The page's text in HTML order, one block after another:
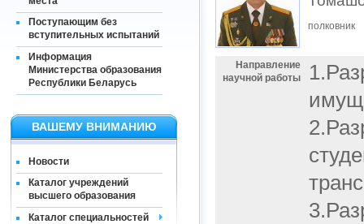
Поступающим без
вступительных испытаний
Информация
Министерства образования
Республики Беларусь
ВАШЕМУ ВНИМАНИЮ
Новости
Каталог учреждений
высшего образования
Каталог специальностей
полковник
Направление
научной работы